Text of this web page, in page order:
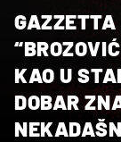
KAO U
DOBAR